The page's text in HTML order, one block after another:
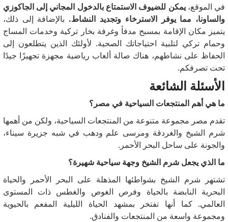
في الموقع،يمكن للضيوف الاستمتاع بالدخول المجاني إلى الجاكوزي
والساونا، مما يوفر الاسترخاء وتجديد النشاط. بالإضافة إلى ذلك،
يتميز مكان الإقامة بمسبح مدفأ وغرفة بخار تركية وخدمات المساج
وحمام تركي لتلبية احتياجاتك الصحية. لأولئك الذين يتطلعون إلى
الحفاظ على نشاطهم، هناك صالة ألعاب رياضية مجهزة تجهيزًا جيدًا
تحت تصرفكم.
الأسئلة الشائعة
ما هي أهم المنتجعات السياحية في مصر؟
تقدم مصر مجموعة متنوعة من المنتجعات السياحية، ولكن من أهمها
شرم الشيخ والغردقة ومرسى علم ودهب في شبه جزيرة سيناء،
والجونة على ساحل البحر الأحمر.
ما الذي يجعل شرم الشيخ وجهة سياحية شهيرة؟
تشتهر شرم الشيخ بشواطئها المذهلة على البحر الأحمر والحياة
البحرية النابضة بالحياة وفرص الغوص والغطس ذات المستوى
العالمي.كما أنها تفتخر بمشهد الحياة الليلية المفعم بالحيوية
ومجموعة واسعة من المنتجعات والفنادق.